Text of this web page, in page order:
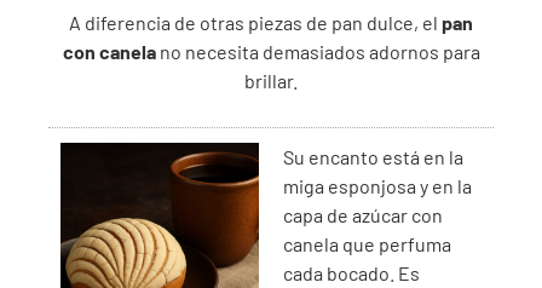
A diferencia de otras piezas de pan dulce, el pan
con canelano necesita demasiados adornos para
brillar.
Su encanto está en la
miga esponjosa y en la
capa de azúcar con
canela que perfuma
cada bocado. Es